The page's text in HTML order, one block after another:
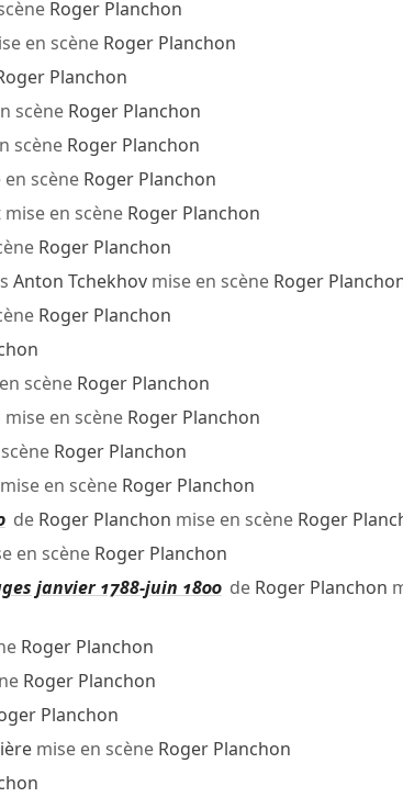
Roger Planchon
en scène Roger Planchon
Planchon
scène Roger Planchon
scène Roger Planchon
en scène Roger Planchon
mise en scène Roger Planchon
Roger Planchon
Anton Tchekhovmise en scène Roger
Roger Planchon
scène Roger Planchon
mise en scène Roger Planchon
Roger Planchon
en scène Roger Planchon
de Roger Planchon mise en scène Roger
en scène Roger Planchon
janvier 1788-juin 1800de Roger Planchon
Roger Planchon
Roger Planchon
Planchon
mise en scène Roger Planchon